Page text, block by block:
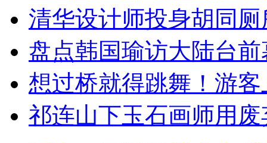
清华设计师投身胡同
盘点韩国瑜访大陆台
想过桥就得跳舞！游客
祁连山下玉石画师用